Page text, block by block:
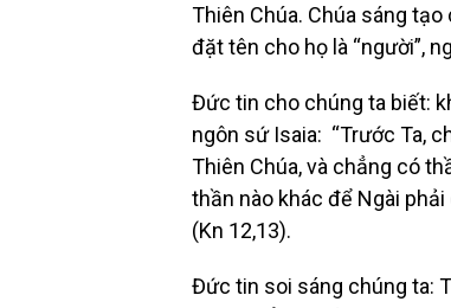
Thiên Chúa. Chúa sáng
đặt tên cho họ là “người”,
Đức tin cho chúng ta biết:
ngôn sứ Isaia: “Trước Ta,
Thiên Chúa, và chẳng có
thần nào khác để Ngài
(Kn 12,13).
Đức tin soi sáng chúng ta: